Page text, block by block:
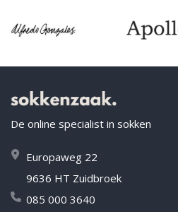
De online specialist in sokken
Europaweg 22
9636 HT Zuidbroek
085 000 3640